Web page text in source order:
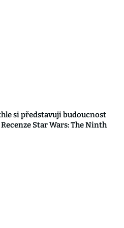
si představuji budoucnost
Star Wars: The Ninth